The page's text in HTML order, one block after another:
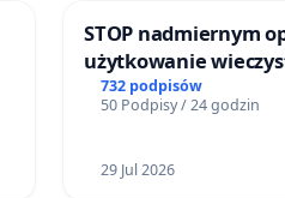
STOP nadmiernym
użytkowanie
zajmowanych przez
ogrody działkowe.
732 podpisów
50 Podpisy / 24 godzin
29 Jul 2026